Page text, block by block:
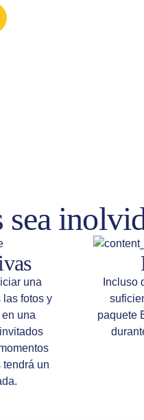
sea
una
las fotos y
en una
tendrá un
Incluso
paquete